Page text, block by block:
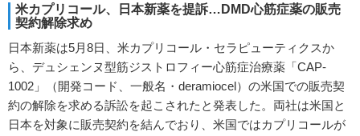
米カプリコール、日本新薬を提訴…DMD心筋症薬の販売
契約解除求め
日本新薬は5月8日、米カプリコール・セラピューティクスか
ら、デュシェンヌ型筋ジストロフィー心筋症治療薬「CAP-
1002」（開発コード、一般名・deramiocel）の米国での販売契
約の解除を求める訴訟を起こされたと発表した。両社は米国と
日本を対象に販売契約を結んでおり、米国ではカプリコールが